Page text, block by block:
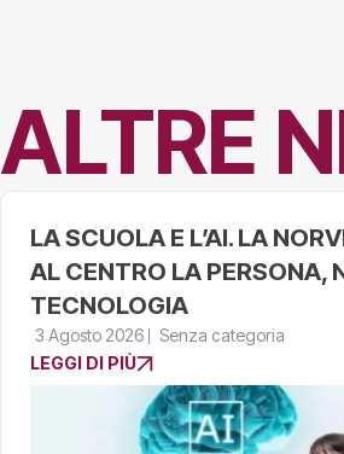
ALTRE
LA SCUOLA E L’AI. LA
AL CENTRO LA PERSONA,
TECNOLOGIA
3 Agosto 2026
Senza categoria
LEGGI DI PIÙ